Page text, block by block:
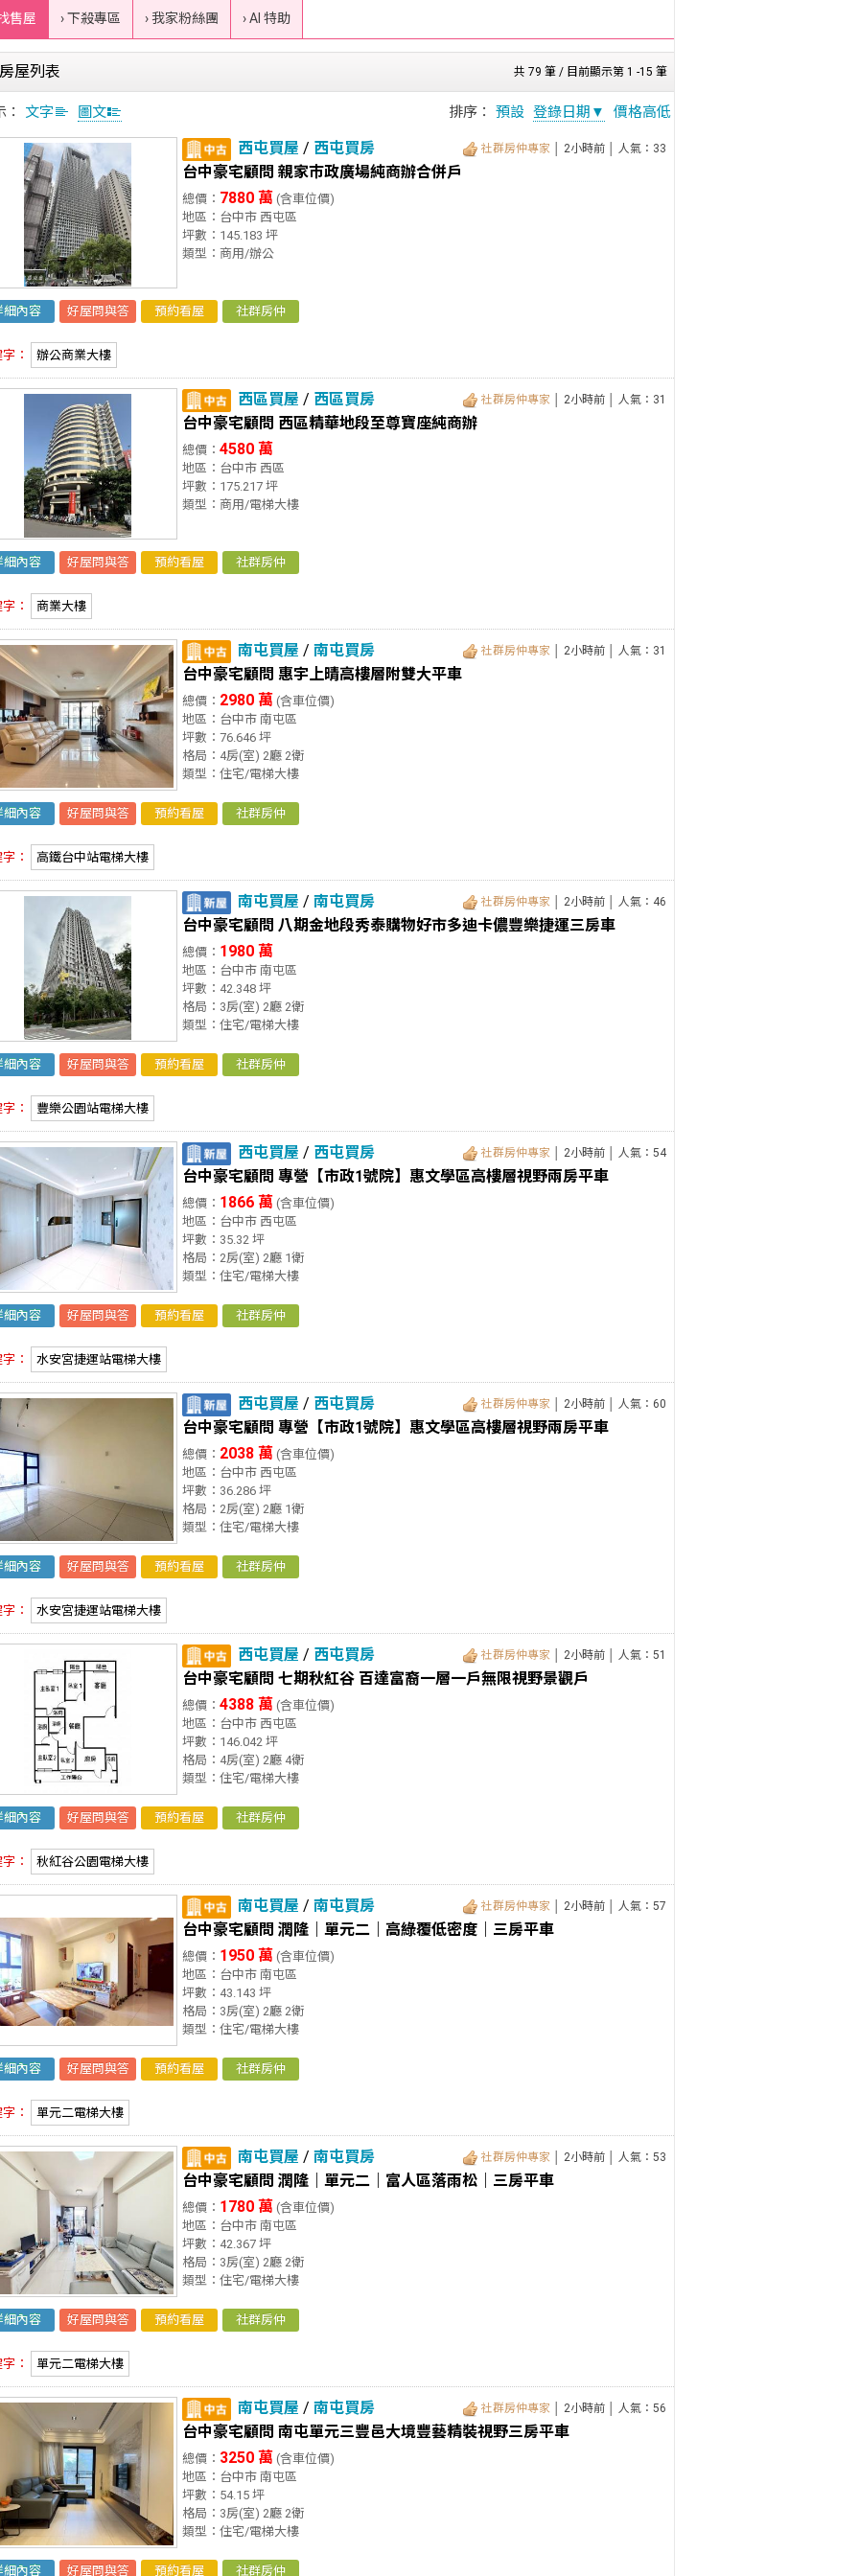
售屋 › 下殺專區 › 我家粉絲團 › AI 特助
共 79 筆 / 目前顯示第 1 -15 筆
房屋列表
： 文字 圖文 排序： 預設 登錄日期▼ 價格高低
西屯買屋 / 西屯買房 社群房仲專家 │ 2小時前 │ 人氣：33
台中豪宅顧問 親家巿政廣場純商辦合併戶
總價： 7880 萬 (含車位價)
地區：台中市 西屯區
坪數：145.183 坪
類型：商用/辦公
細內容 好屋問與答 預約看屋 社群房仲
： 辦公商業大樓
西區買屋 / 西區買房 社群房仲專家 │ 2小時前 │ 人氣：31
台中豪宅顧問 西區精華地段至尊寶座純商辦
總價： 4580 萬
地區：台中市 西區
坪數：175.217 坪
類型：商用/電梯大樓
細內容 好屋問與答 預約看屋 社群房仲
： 商業大樓
南屯買屋 / 南屯買房 社群房仲專家 │ 2小時前 │ 人氣：31
台中豪宅顧問 惠宇上晴高樓層附雙大平車
總價： 2980 萬 (含車位價)
地區：台中市 南屯區
坪數：76.646 坪
格局：4房(室) 2廳 2衛
類型：住宅/電梯大樓
細內容 好屋問與答 預約看屋 社群房仲
： 高鐵台中站電梯大樓
南屯買屋 / 南屯買房 社群房仲專家 │ 2小時前 │ 人氣：46
台中豪宅顧問 八期金地段秀泰購物好市多迪卡儂豐樂捷運三房車
總價： 1980 萬
地區：台中市 南屯區
坪數：42.348 坪
格局：3房(室) 2廳 2衛
類型：住宅/電梯大樓
細內容 好屋問與答 預約看屋 社群房仲
： 豐樂公園站電梯大樓
西屯買屋 / 西屯買房 社群房仲專家 │ 2小時前 │ 人氣：54
台中豪宅顧問 專營【市政1號院】惠文學區高樓層視野兩房平車
總價： 1866 萬 (含車位價)
地區：台中市 西屯區
坪數：35.32 坪
格局：2房(室) 2廳 1衛
類型：住宅/電梯大樓
細內容 好屋問與答 預約看屋 社群房仲
： 水安宮捷運站電梯大樓
西屯買屋 / 西屯買房 社群房仲專家 │ 2小時前 │ 人氣：60
台中豪宅顧問 專營【市政1號院】惠文學區高樓層視野兩房平車
總價： 2038 萬 (含車位價)
地區：台中市 西屯區
坪數：36.286 坪
格局：2房(室) 2廳 1衛
類型：住宅/電梯大樓
細內容 好屋問與答 預約看屋 社群房仲
： 水安宮捷運站電梯大樓
西屯買屋 / 西屯買房 社群房仲專家 │ 2小時前 │ 人氣：51
台中豪宅顧問 七期秋紅谷 百達富裔一層一戶無限視野景觀戶
總價： 4388 萬 (含車位價)
地區：台中市 西屯區
坪數：146.042 坪
格局：4房(室) 2廳 4衛
類型：住宅/電梯大樓
細內容 好屋問與答 預約看屋 社群房仲
： 秋紅谷公園電梯大樓
南屯買屋 / 南屯買房 社群房仲專家 │ 2小時前 │ 人氣：57
台中豪宅顧問 潤隆｜單元二｜高綠覆低密度｜三房平車
總價： 1950 萬 (含車位價)
地區：台中市 南屯區
坪數：43.143 坪
格局：3房(室) 2廳 2衛
類型：住宅/電梯大樓
細內容 好屋問與答 預約看屋 社群房仲
： 單元二電梯大樓
南屯買屋 / 南屯買房 社群房仲專家 │ 2小時前 │ 人氣：53
台中豪宅顧問 潤隆｜單元二｜富人區落雨松｜三房平車
總價： 1780 萬 (含車位價)
地區：台中市 南屯區
坪數：42.367 坪
格局：3房(室) 2廳 2衛
類型：住宅/電梯大樓
細內容 好屋問與答 預約看屋 社群房仲
： 單元二電梯大樓
南屯買屋 / 南屯買房 社群房仲專家 │ 2小時前 │ 人氣：56
台中豪宅顧問 南屯單元三豐邑大境豐藝精裝視野三房平車
總價： 3250 萬 (含車位價)
地區：台中市 南屯區
坪數：54.15 坪
格局：3房(室) 2廳 2衛
類型：住宅/電梯大樓
細內容 好屋問與答 預約看屋 社群房仲